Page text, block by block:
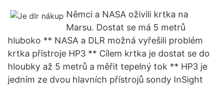
Němci a NASA oživili krtka na
Marsu. Dostat se má 5 metrů
hluboko ** NASA a DLR možná vyřešili problém
krtka přístroje HP3 ** Cílem krtka je dostat se do
hloubky až 5 metrů a měřit tepelný tok ** HP3 je
jedním ze dvou hlavních přístrojů sondy InSight